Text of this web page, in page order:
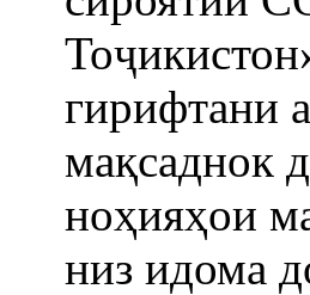
гирифтани
мақсаднок
ноҳияҳои
низ идома